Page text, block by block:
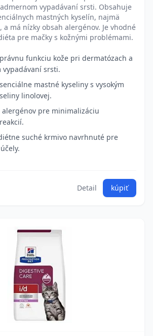
vypadávaní srsti. Obsahuje
mastných kyselín, najmä
a má nízky obsah alergénov. Je vhodné
pre mačky s kožnými problémami.
funkciu kože pri dermatózach a
vypadávaní srsti.
mastné kyseliny s vysokým
linolovej.
alergénov pre minimalizáciu
suché krmivo navrhnuté pre
Detail kúpiť